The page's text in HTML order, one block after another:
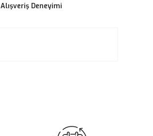
Alışveriş Deneyimi